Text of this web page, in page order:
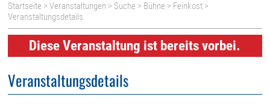
Startseite >Veranstaltungen > Suche > Bühne > Feinkost >
Veranstaltungsdetails
Diese Veranstaltung ist bereits vorbei.
Veranstaltungsdetails